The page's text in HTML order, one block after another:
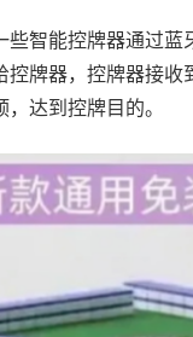
些智能控牌器通过
牌器，控牌器接
达到控牌目的。